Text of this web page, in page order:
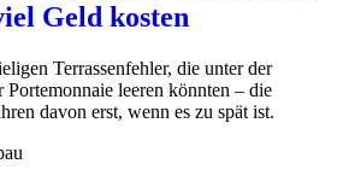
Geld kosten
Terrassenfehler, die unter der
leeren könnten – die
davon erst, wenn es zu spät ist.